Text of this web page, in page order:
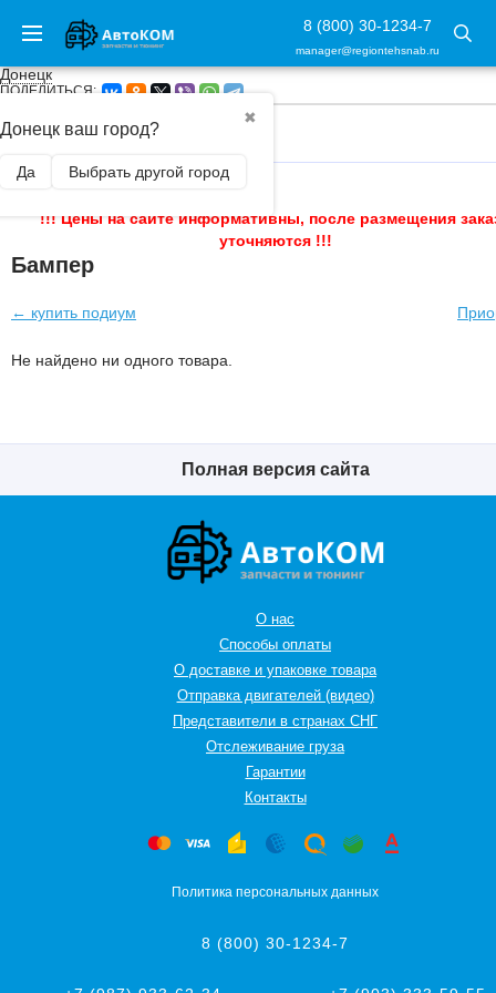
8 (800) 30-1234-7
manager@regiontehsnab.ru
Донецк
✖
Донецк ваш город?
Да Выбрать другой город
ПОДЕЛИТЬСЯ:
ГЛАВНАЯ /
!!! Цены на сайте информативны, после размещения
уточняются !!!
Бампер
← купить подиум
Не найдено ни одного товара.
Полная версия сайта
О нас
Способы оплаты
О доставке и упаковке товара
Отправка двигателей (видео)
Представители в странах СНГ
Oтслеживание груза
Гарантии
Контакты
Политика персональных данных
8 (800) 30-1234-7